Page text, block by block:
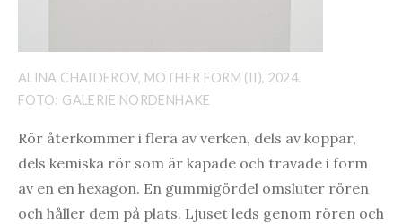
ALINA CHAIDEROV, MOTHER FORM (II), 2024.
FOTO: GALERIE NORDENHAKE
Rör återkommer i flera av verken, dels av koppar,
dels kemiska rör som är kapade och travade i form
av en en hexagon. En gummigördel omsluter rören
och håller dem på plats. Ljuset leds genom rören och